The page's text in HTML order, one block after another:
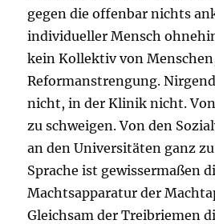
gegen die offenbar nichts
individueller Mensch
kein Kollektiv von
Reformanstrengung.
nicht, in der Klinik nicht.
zu schweigen. Von den
an den Universitäten ganz
Sprache ist gewissermaßen
Machtsapparatur der
Gleichsam der Treibriemen